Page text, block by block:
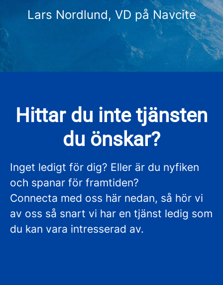
Lars Nordlund, VD på Navcite
Hittar du inte tjänsten
du önskar?
Inget ledigt för dig? Eller är du nyfiken
och spanar för framtiden?
Connecta med oss här nedan, så hör vi
av oss så snart vi har en tjänst ledig som
du kan vara intresserad av.